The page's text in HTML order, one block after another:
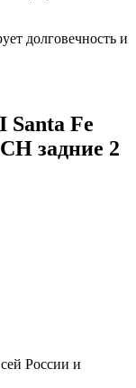
долговечность и
Santa Fe
задние 2
России и